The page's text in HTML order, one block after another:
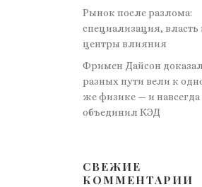
Рынок после разлома:
специализация, власть
центры влияния
Фримен Дайсон
разных пути вели к
же физике — и навсегда
объединил КЭД
СВЕЖИЕ
КОММЕНТАРИИ